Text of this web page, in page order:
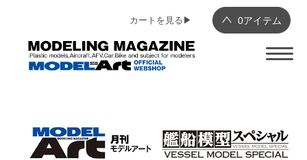
0アイテム
カートを見る▶︎